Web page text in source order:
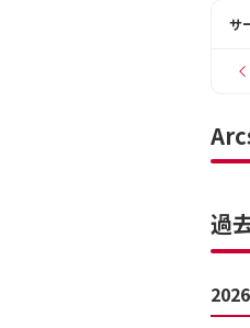
サ
過